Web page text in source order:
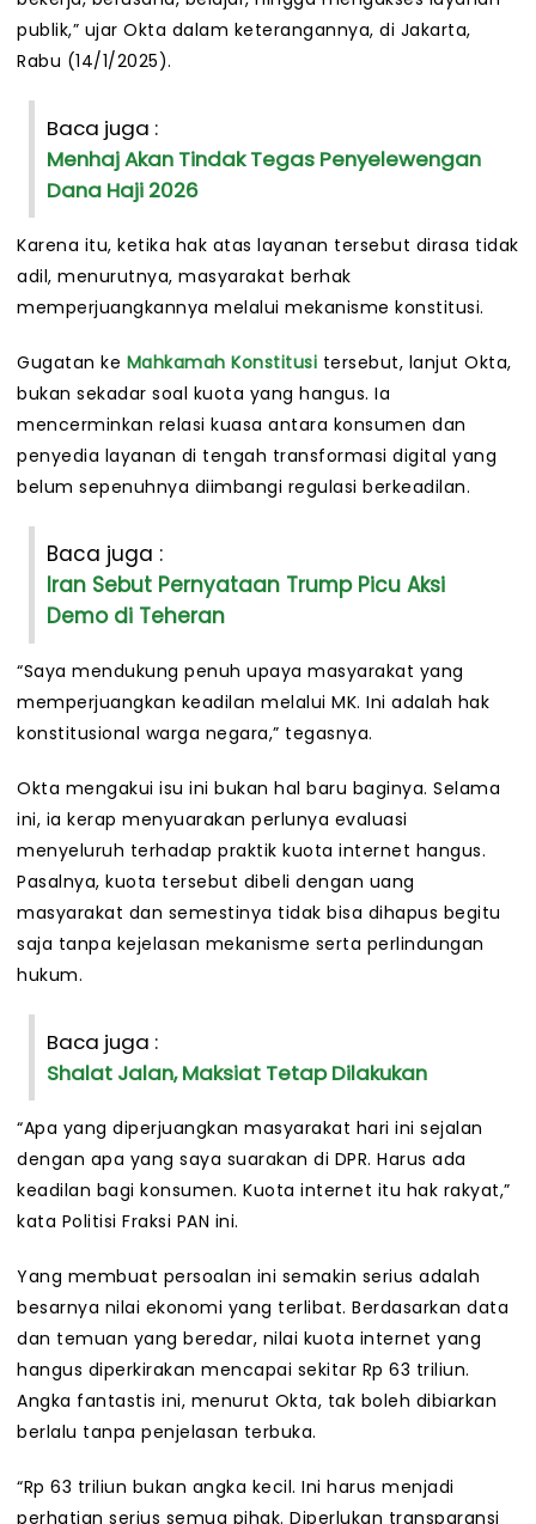
publik,” ujar Okta dalam keterangannya, di Jakarta,
Rabu (14/1/2025).
Baca juga :
Menhaj Akan Tindak Tegas Penyelewengan
Dana Haji 2026
Karena itu, ketika hak atas layanan tersebut dirasa tidak
adil, menurutnya, masyarakat berhak
memperjuangkannya melalui mekanisme konstitusi.
Gugatan ke Mahkamah Konstitusi tersebut, lanjut Okta,
bukan sekadar soal kuota yang hangus. Ia
mencerminkan relasi kuasa antara konsumen dan
penyedia layanan di tengah transformasi digital yang
belum sepenuhnya diimbangi regulasi berkeadilan.
Baca juga :
Iran Sebut Pernyataan Trump Picu Aksi
Demo di Teheran
“Saya mendukung penuh upaya masyarakat yang
memperjuangkan keadilan melalui MK. Ini adalah hak
konstitusional warga negara,” tegasnya.
Okta mengakui isu ini bukan hal baru baginya. Selama
ini, ia kerap menyuarakan perlunya evaluasi
menyeluruh terhadap praktik kuota internet hangus.
Pasalnya, kuota tersebut dibeli dengan uang
masyarakat dan semestinya tidak bisa dihapus begitu
saja tanpa kejelasan mekanisme serta perlindungan
hukum.
Baca juga :
Shalat Jalan, Maksiat Tetap Dilakukan
“Apa yang diperjuangkan masyarakat hari ini sejalan
dengan apa yang saya suarakan di DPR. Harus ada
keadilan bagi konsumen. Kuota internet itu hak rakyat,”
kata Politisi Fraksi PAN ini.
Yang membuat persoalan ini semakin serius adalah
besarnya nilai ekonomi yang terlibat. Berdasarkan data
dan temuan yang beredar, nilai kuota internet yang
hangus diperkirakan mencapai sekitar Rp 63 triliun.
Angka fantastis ini, menurut Okta, tak boleh dibiarkan
berlalu tanpa penjelasan terbuka.
“Rp 63 triliun bukan angka kecil. Ini harus menjadi
perhatian serius semua pihak. Diperlukan transparansi